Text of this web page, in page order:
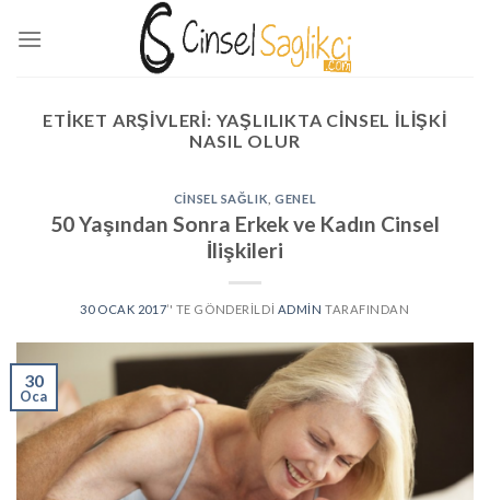
ETIKET ARŞIVLERI: YAŞLILIKTA CINSEL ILIŞKI
NASIL OLUR
CINSEL SAĞLIK ,GENEL
50 Yaşından Sonra Erkek ve Kadın Cinsel
İlişkileri
30 OCAK 2017’' TE GÖNDERILDI ADMIN TARAFINDAN
30
Oca